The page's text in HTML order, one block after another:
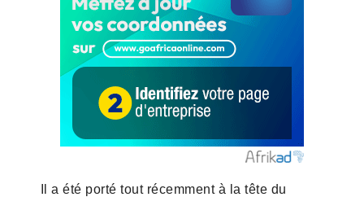
Il a été porté tout récemment à la tête du